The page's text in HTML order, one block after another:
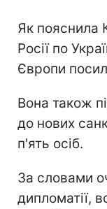
Як пояснила
Росії по
Європи
Вона також
до нових
п'ять осіб.
За словами
дипломатії,